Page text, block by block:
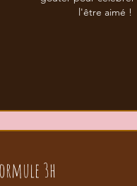
l'être aimé !
3h